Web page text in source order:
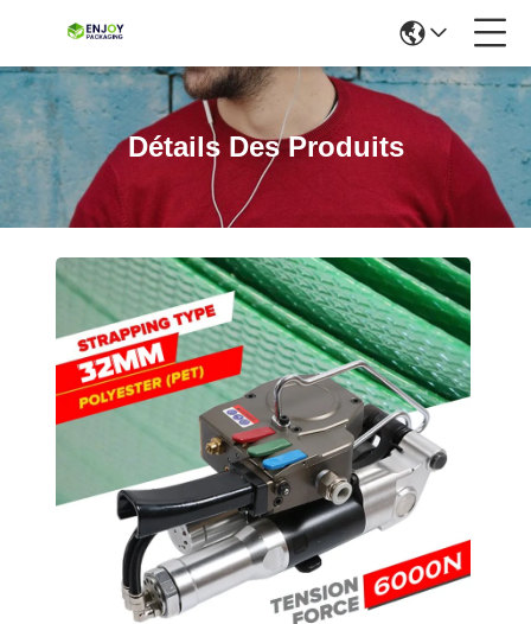
Détails Des Produits